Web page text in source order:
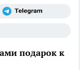
подарок к